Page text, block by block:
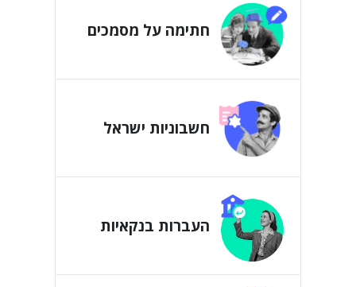
חתימה על מסמכים
חשבוניות ישראל
העברות בנקאיות